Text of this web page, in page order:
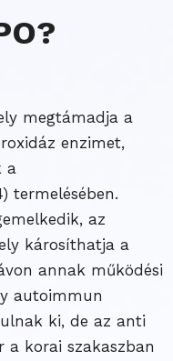
megtámadja a
enzimet,
a
termelésében.
az
károsíthatja a
annak működési
autoimmun
ki, de az anti
a korai szakaszban